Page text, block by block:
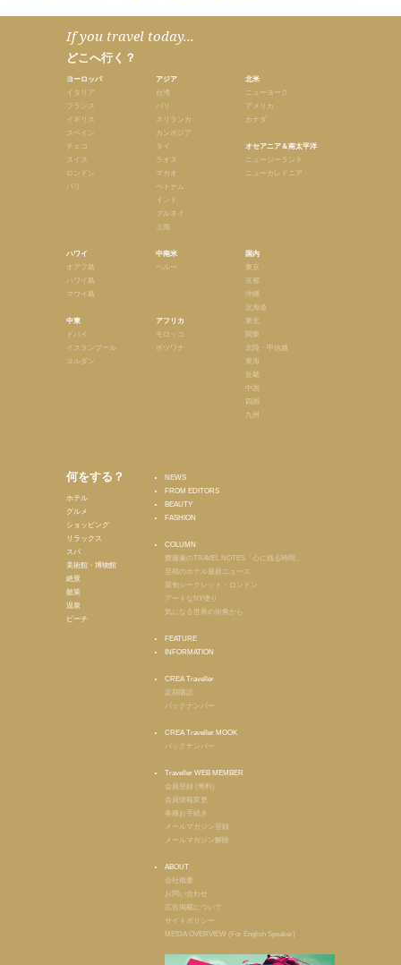
If you travel today...
どこへ行く？
ヨーロッパ
イタリア
フランス
イギリス
スペイン
チェコ
スイス
ロンドン
パリ
ハワイ
オアフ島
ハワイ島
マウイ島
中東
ドバイ
イスタンブール
ヨルダン
アジア
台湾
バリ
スリランカ
カンボジア
タイ
ラオス
マカオ
ベトナム
インド
ブルネイ
上海
中南米
ペルー
アフリカ
モロッコ
ボツワナ
北米
ニューヨーク
アメリカ
カナダ
オセアニア＆南太平洋
ニュージーランド
ニューカレドニア
国内
東京
京都
沖縄
北海道
東北
関東
北陸・甲信越
東海
近畿
中国
四国
九州
何をする？
ホテル
グルメ
ショッピング
リラックス
スパ
美術館・博物館
絶景
散策
温泉
ビーチ
NEWS
FROM EDITORS
BEAUTY
FASHION
COLUMN
齋藤薫のTRAVEL NOTES「心に残る時間」
至福のホテル最新ニュース
最旬シークレット・ロンドン
アートなNY便り
気になる世界の街角から
FEATURE
INFORMATION
CREA Traveller
定期購読
バックナンバー
CREA Traveller MOOK
バックナンバー
Traveller WEB MEMBER
会員登録 (無料)
会員情報変更
各種お手続き
メールマガジン登録
メールマガジン解除
ABOUT
会社概要
お問い合わせ
広告掲載について
サイトポリシー
MEIDA OVERVIEW (For English Speaker)